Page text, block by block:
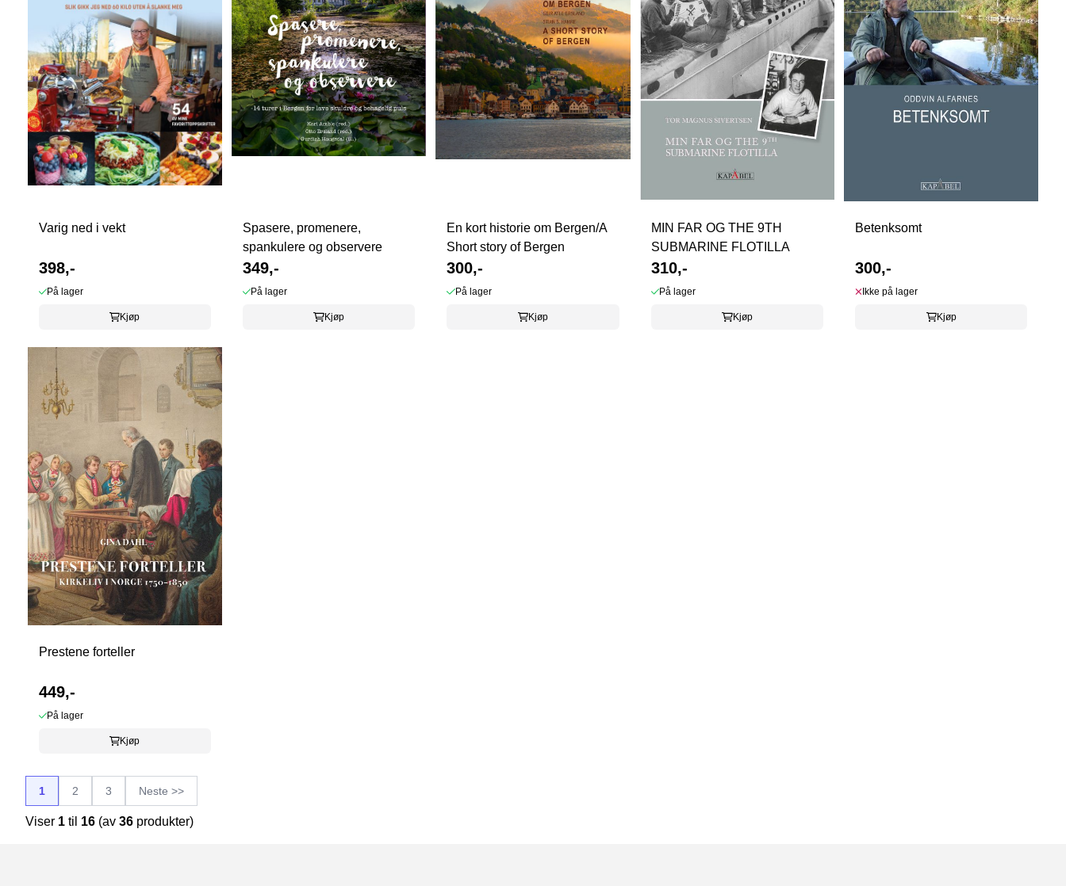
Varig ned i vekt
398,-
På lager
Kjøp
Spasere, promenere,
spankulere og observere
349,-
På lager
Kjøp
En kort historie om Bergen/A
Short story of Bergen
300,-
På lager
Kjøp
MIN FAR OG THE 9TH
SUBMARINE FLOTILLA
310,-
På lager
Kjøp
Betenksomt
300,-
Ikke på lager
Kjøp
Prestene forteller
449,-
På lager
Kjøp
1 2 3 Neste >>
Viser 1 til 16 (av 36 produkter)